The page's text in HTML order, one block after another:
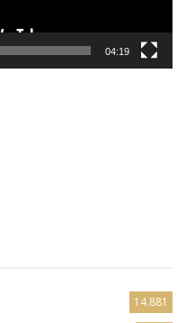
04:19
14.881